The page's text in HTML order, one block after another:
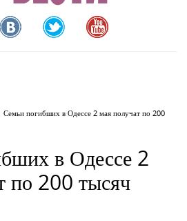
Семьи погибших в Одессе 2 мая получат по 200
в Одессе 2
по 200 тысяч